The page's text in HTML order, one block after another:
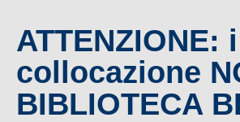
collocazione
BIBLIOTECA